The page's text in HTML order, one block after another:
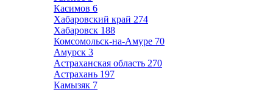
Касимов 6
Хабаровский край 274
Хабаровск 188
Комсомольск-на-Амуре 70
Амурск 3
Астраханская область 270
Астрахань 197
Камызяк 7